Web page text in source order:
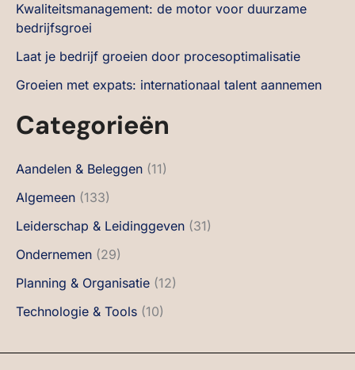
Kwaliteitsmanagement: de motor voor duurzame
bedrijfsgroei
Laat je bedrijf groeien door procesoptimalisatie
Groeien met expats: internationaal talent aannemen
Categorieën
Aandelen & Beleggen (11)
Algemeen (133)
Leiderschap & Leidinggeven (31)
Ondernemen (29)
Planning & Organisatie (12)
Technologie & Tools (10)